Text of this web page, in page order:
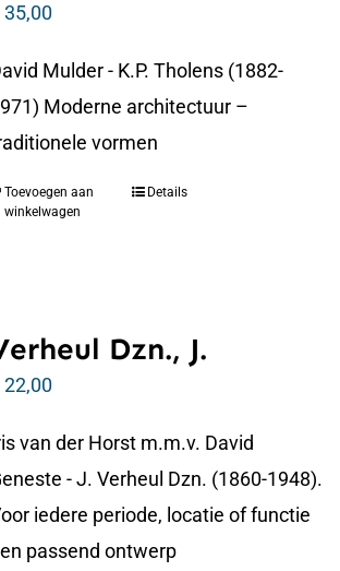
35,00
Mulder - K.P. Tholens (1882-
Moderne architectuur –
vormen
Toevoegen aan
winkelwagen
Details
Dzn., J.
22,00
van der Horst m.m.v. David
- J. Verheul Dzn. (1860-1948).
iedere periode, locatie of functie
passend ontwerp